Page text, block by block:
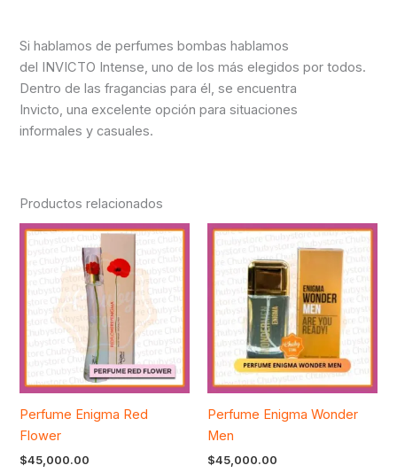
Si hablamos de perfumes bombas hablamos
del INVICTO Intense, uno de los más elegidos por todos.
Dentro de las fragancias para él, se encuentra
Invicto, una excelente opción para situaciones
informales y casuales.
Productos relacionados
Perfume Enigma Red
Flower
$45,000.00
Perfume Enigma Wonder
Men
$45,000.00